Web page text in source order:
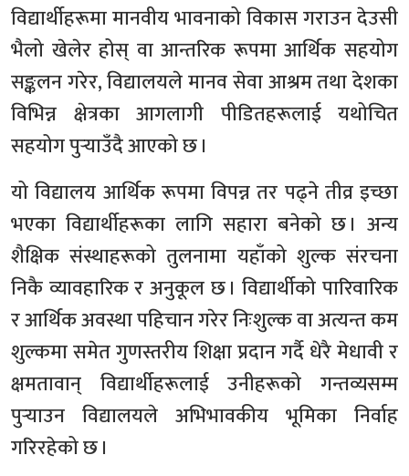
विद्यार्थीहरूमा मानवीय भावनाको विकास गराउन देउसी
भैलो खेलेर होस् वा आन्तरिक रूपमा आर्थिक सहयोग
सङ्कलन गरेर, विद्यालयले मानव सेवा आश्रम तथा देशका
विभिन्न क्षेत्रका आगलागी पीडितहरूलाई यथोचित
सहयोग पुर्‍याउँदै आएको छ ।
यो विद्यालय आर्थिक रूपमा विपन्न तर पढ्ने तीव्र इच्छा
भएका विद्यार्थीहरूका लागि सहारा बनेको छ । अन्य
शैक्षिक संस्थाहरूको तुलनामा यहाँको शुल्क संरचना
निकै व्यावहारिक र अनुकूल छ । विद्यार्थीको पारिवारिक
र आर्थिक अवस्था पहिचान गरेर निःशुल्क वा अत्यन्त कम
शुल्कमा समेत गुणस्तरीय शिक्षा प्रदान गर्दै धेरै मेधावी र
क्षमतावान् विद्यार्थीहरूलाई उनीहरूको गन्तव्यसम्म
पुर्‍याउन विद्यालयले अभिभावकीय भूमिका निर्वाह
गरिरहेको छ ।